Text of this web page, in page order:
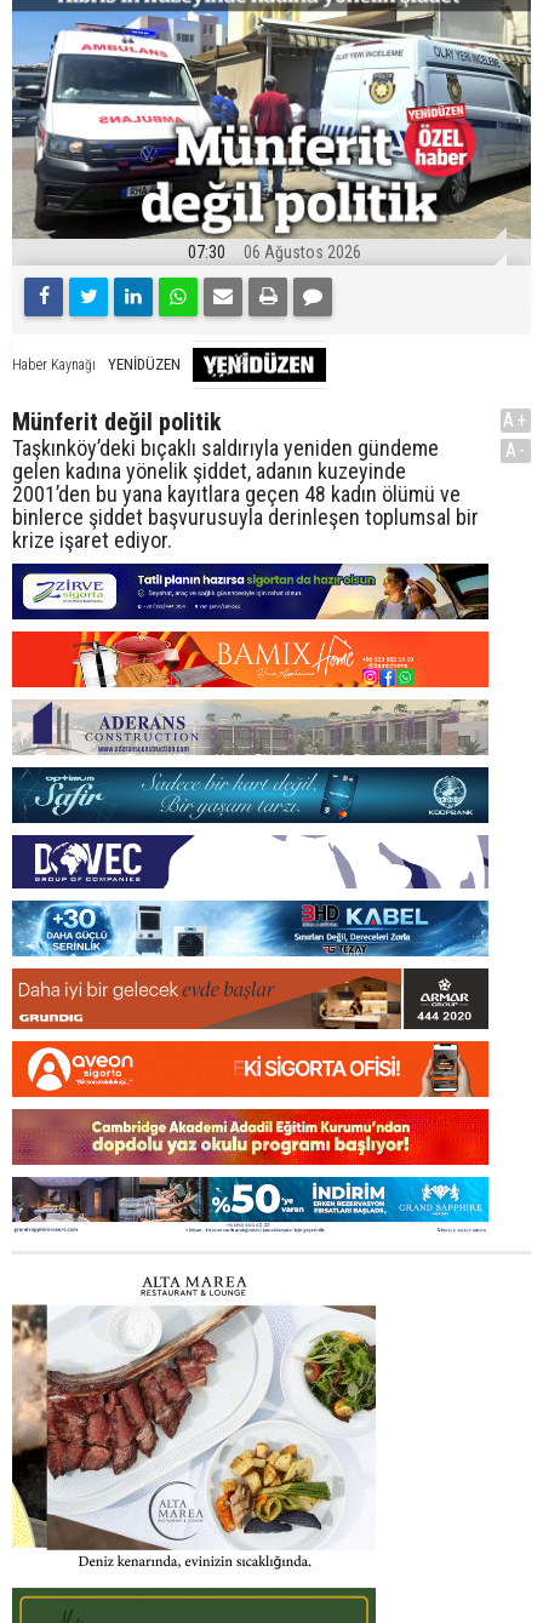
07:30 06 Ağustos 2026
Haber Kaynağı YENİDÜZEN
Münferit değil politik
Taşkınköy’deki bıçaklı saldırıyla yeniden gündeme
gelen kadına yönelik şiddet, adanın kuzeyinde
2001’den bu yana kayıtlara geçen 48 kadın ölümü ve
binlerce şiddet başvurusuyla derinleşen toplumsal bir
krize işaret ediyor.
A+
A-